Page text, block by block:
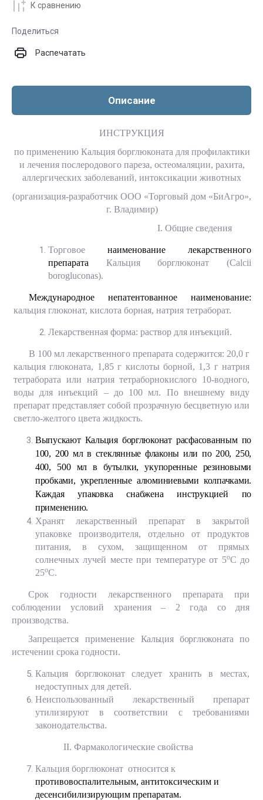
К сравнению
Поделиться
Распечатать
Описание
ИНСТРУКЦИЯ
по применению Кальция борглюконата для профилактики
и лечения послеродового пареза, остеомаляции, рахита,
аллергических заболеваний, интоксикации животных
(организация-разработчик ООО «Торговый дом «БиАгро»,
г. Владимир)
I. Общие сведения
Торговое наименование лекарственного
препарата Кальция борглюконат (Calcii
borogluconas).
Международное непатентованное наименование:
кальция глюконат, кислота борная, натрия тетраборат.
Лекарственная форма: раствор для инъекций.
В 100 мл лекарственного препарата содержится: 20,0 г
кальция глюконата, 1,85 г кислоты борной, 1,3 г натрия
тетрабората или натрия тетраборнокислого 10-водного,
воды для инъекций – до 100 мл. По внешнему виду
препарат представляет собой прозрачную бесцветную или
светло-желтого цвета жидкость.
Выпускают Кальция борглюконат расфасованным по
100, 200 мл в стеклянные флаконы или по 200, 250,
400, 500 мл в бутылки, укупоренные резиновыми
пробками, укрепленные алюминиевыми колпачками.
Каждая упаковка снабжена инструкцией по
применению.
Хранят лекарственный препарат в закрытой
упаковке производителя, отдельно от продуктов
питания, в сухом, защищенном от прямых
солнечных лучей месте при температуре от 5оС до
25оС.
Срок годности лекарственного препарата при
соблюдении условий хранения – 2 года со дня
производства.
Запрещается применение Кальция борглюконатапо
истечении срока годности.
Кальция борглюконатследует хранить в местах,
недоступных для детей.
Неиспользованный лекарственный препарат
утилизируют в соответствии с требованиями
законодательства.
II. Фармакологические свойства
Кальция борглюконат относится к
противовоспалительным, антитоксическим и
десенсибилизирующим препаратам.